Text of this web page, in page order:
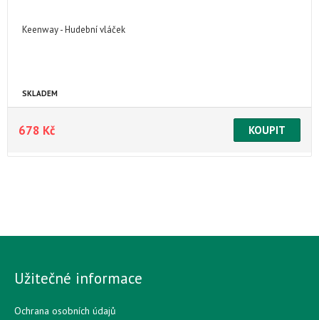
Keenway - Hudební vláček
SKLADEM
678 Kč
Užitečné informace
Ochrana osobních údajů